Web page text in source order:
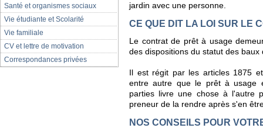
Santé et organismes sociaux
Vie étudiante et Scolarité
Vie familiale
CV et lettre de motivation
Correspondances privées
jardin avec une personne.
CE QUE DIT LA LOI SUR LE
Le contrat de prêt à usage
des dispositions du statut des
Il est régit par les articles 1875
entre autre que le prêt à usage
parties livre une chose à l'autre
preneur de la rendre après s'en
NOS CONSEILS POUR